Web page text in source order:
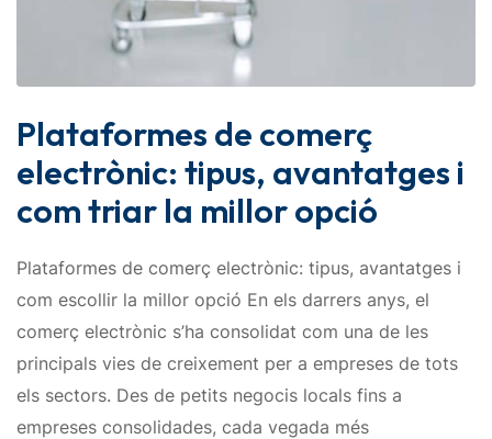
Plataformes de comerç
electrònic: tipus, avantatges i
com triar la millor opció
Plataformes de comerç electrònic: tipus, avantatges i
com escollir la millor opció En els darrers anys, el
comerç electrònic s’ha consolidat com una de les
principals vies de creixement per a empreses de tots
els sectors. Des de petits negocis locals fins a
empreses consolidades, cada vegada més